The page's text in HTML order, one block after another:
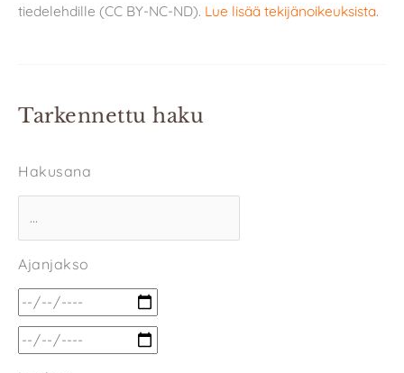
tiedelehdille (CC BY-NC-ND). Lue lisää tekijänoikeuksista.
Tarkennettu haku
Hakusana
Ajanjakso